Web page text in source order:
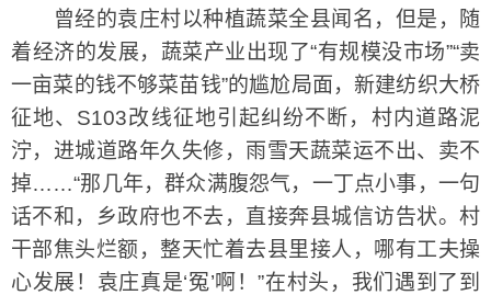
曾经的袁庄村以种植蔬菜全县闻名，但是，随
着经济的发展，蔬菜产业出现了“有规模没市场”“卖
一亩菜的钱不够菜苗钱”的尴尬局面，新建纺织大桥
征地、S103改线征地引起纠纷不断，村内道路泥
泞，进城道路年久失修，雨雪天蔬菜运不出、卖不
掉……“那几年，群众满腹怨气，一丁点小事，一句
话不和，乡政府也不去，直接奔县城信访告状。村
干部焦头烂额，整天忙着去县里接人，哪有工夫操
心发展！袁庄真是‘冤’啊！”在村头，我们遇到了到